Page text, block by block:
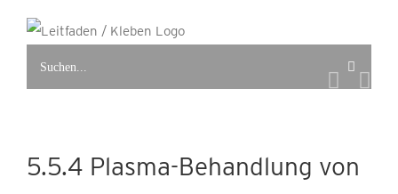
springen
5.5.4 Plasma-Behandlung von